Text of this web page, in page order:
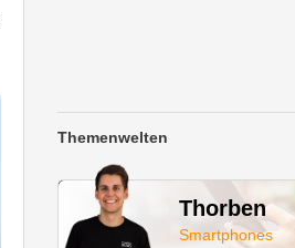
Themenwelten
Thorben
Smartphones